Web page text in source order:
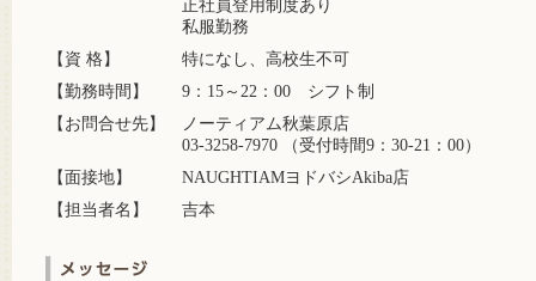
正社員登用制度あり
私服勤務
【資 格】
特になし、高校生不可
【勤務時間】
9：15～22：00 シフト制
【お問合せ先】
ノーティアム秋葉原店
03-3258-7970 （受付時間9：30-21：00）
【面接地】
NAUGHTIAMヨドバシAkiba店
【担当者名】
吉本